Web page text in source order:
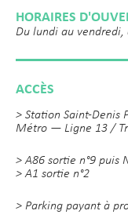
HORAIRES
Du lundi au vendredi,
ACCÈS
> Station Saint-Denis
Métro — Ligne 13 /
> A86 sortie n°9 puis
> A1 sortie n°2
> Parking payant à